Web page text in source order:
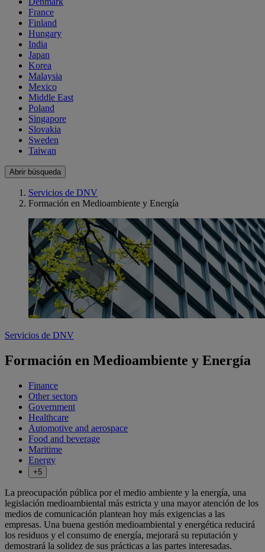
France
Finland
Hungary
India
Japan
Korea
Malaysia
Mexico
Middle East
Poland
Singapore
Slovakia
Sweden
Taiwan
Abrir búsqueda
Servicios de DNV
Formación en Medioambiente y Energía
Servicios de DNV
Formación en Medioambiente y Energía
Finance
Other sectors
Government
Healthcare
Automotive and aerospace
Food and beverage
Maritime
Energy
+5
La preocupación pública por el medio ambiente y la energía, una
legislación medioambiental más estricta y una mayor atención de los
medios de comunicación plantean hoy más exigencias a las
empresas. Una buena gestión medioambiental y energética reducirá
los residuos y el consumo de energía, mejorará su reputación y
demostrará la solidez de sus prácticas a las partes interesadas.